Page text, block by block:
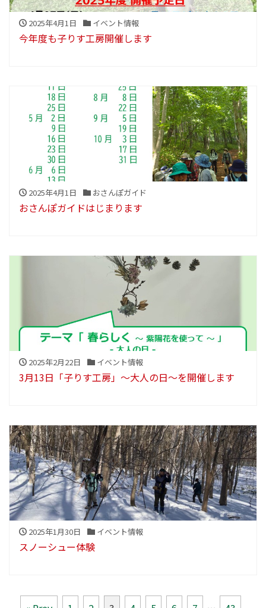
2025年4月1日 イベント情報
今年度も子りす工房開催します
2025年4月1日 おさんぽガイド
おさんぽガイドはじまります
2025年2月22日 イベント情報
3月13日「子りす工房」～大人の日～を開催します
2025年1月30日 イベント情報
スノーシュー体験